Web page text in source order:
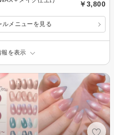
￥3,800
ルメニューを見る
報を表示